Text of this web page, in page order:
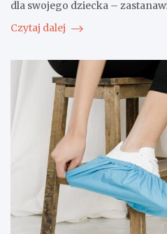
dla swojego dziecka –
Czytaj dalej